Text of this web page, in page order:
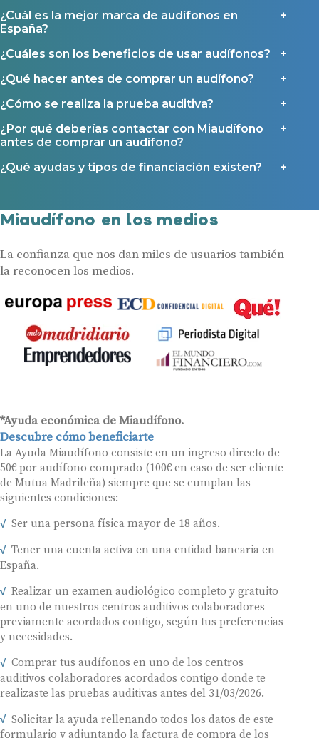
¿Cuál es la mejor marca de audífonos en
España?
¿Cuáles son los beneficios de usar audífonos?
¿Qué hacer antes de comprar un audífono?
¿Cómo se realiza la prueba auditiva?
¿Por qué deberías contactar con Miaudífono
antes de comprar un audífono?
¿Qué ayudas y tipos de financiación existen?
Miaudífono en los medios
La confianza que nos dan miles de usuarios también
la reconocen los medios.
*Ayuda económica de Miaudífono.
Descubre cómo beneficiarte
La Ayuda Miaudífono consiste en un ingreso directo de
50€ por audífono comprado (100€ en caso de ser cliente
de Mutua Madrileña) siempre que se cumplan las
siguientes condiciones:
Ser una persona física mayor de 18 años.
Tener una cuenta activa en una entidad bancaria en
España.
Realizar un examen audiológico completo y gratuito
en uno de nuestros centros auditivos colaboradores
previamente acordados contigo, según tus preferencias
y necesidades.
Comprar tus audífonos en uno de los centros
auditivos colaboradores acordados contigo donde te
realizaste las pruebas auditivas antes del 31/03/2026.
Solicitar la ayuda rellenando todos los datos de este
formulario y adjuntando la factura de compra de los